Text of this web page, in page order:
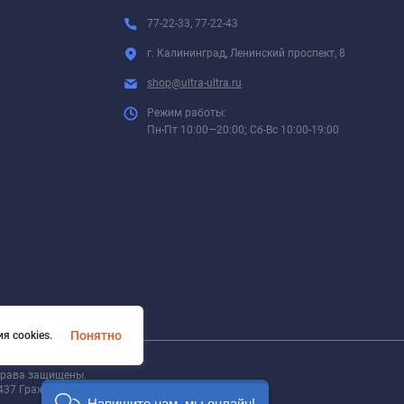
77-22-33, 77-22-43
г. Калининград, Ленинский проспект, 8
shop@ultra-ultra.ru
Режим работы:
Пн-Пт 10:00—20:00; Сб-Вс 10:00-19:00
защищены.
Гражданского кодекса Российской Федерации
cookies.
Понятно